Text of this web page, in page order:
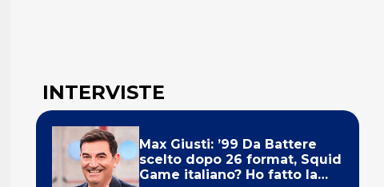
INTERVISTE
Max Giusti: ’99 Da Battere
scelto dopo 26 format, Squid
Game italiano? Ho fatto la